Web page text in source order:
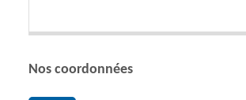
Nos coordonnées